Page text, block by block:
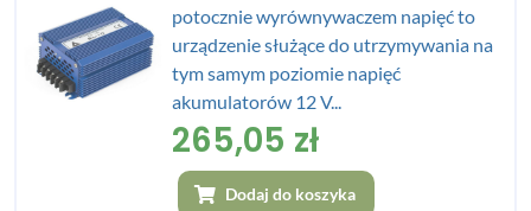
potocznie wyrównywaczem napięć to
urządzenie służące do utrzymywania na
tym samym poziomie napięć
akumulatorów 12 V...
265,05 zł
Dodaj do koszyka